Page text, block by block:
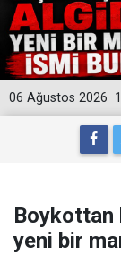
06 Ağustos 2026
Boykottan
yeni bir